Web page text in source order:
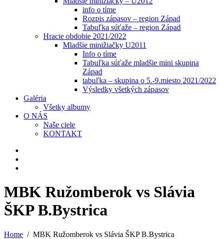
info o tíme
Rozpis zápasov – region Západ
Tabuľka súťaže – region Západ
Hracie obdobie 2021/2022
Mladšie minižiačky U2011
Info o tíme
Tabuľka súťaže mladšie mini skupina
Západ
tabuľka – skupina o 5.-9.miesto 2021/2022
Výsledky všetkých zápasov
Galéria
Všetky albumy
O NÁS
Naše ciele
KONTAKT
MBK Ružomberok vs Slávia
ŠKP B.Bystrica
Home MBK Ružomberok vs Slávia ŠKP B.Bystrica